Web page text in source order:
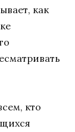
как
кто